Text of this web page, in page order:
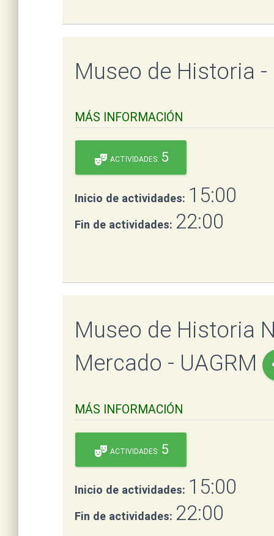
Museo de Historia -
MÁS INFORMACIÓN
theater_comedy ACTIVIDADES: 5
Inicio de actividades: 15:00
Fin de actividades: 22:00
Museo de Historia
Mercado - UAGRM
MÁS INFORMACIÓN
theater_comedy ACTIVIDADES: 5
Inicio de actividades: 15:00
Fin de actividades: 22:00